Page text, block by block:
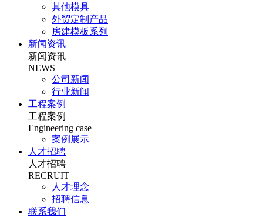
其他模具
外贸定制产品
房建模板系列
新闻资讯
新闻资讯
NEWS
公司新闻
行业新闻
工程案例
工程案例
Engineering case
案例展示
人才招聘
人才招聘
RECRUIT
人才理念
招聘信息
联系我们